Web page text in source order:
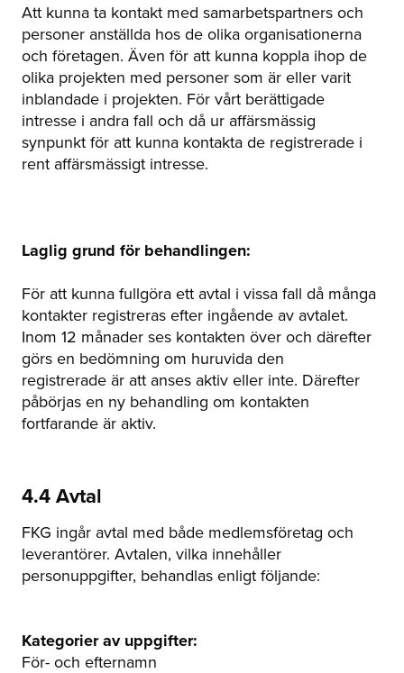
Att kunna ta kontakt med samarbetspartners och
personer anställda hos de olika organisationerna
och företagen. Även för att kunna koppla ihop de
olika projekten med personer som är eller varit
inblandade i projekten. För vårt berättigade
intresse i andra fall och då ur affärsmässig
synpunkt för att kunna kontakta de registrerade i
rent affärsmässigt intresse.
Laglig grund för behandlingen:
För att kunna fullgöra ett avtal i vissa fall då många
kontakter registreras efter ingående av avtalet.
Inom 12 månader ses kontakten över och därefter
görs en bedömning om huruvida den
registrerade är att anses aktiv eller inte. Därefter
påbörjas en ny behandling om kontakten
fortfarande är aktiv.
4.4 Avtal
FKG ingår avtal med både medlemsföretag och
leverantörer. Avtalen, vilka innehåller
personuppgifter, behandlas enligt följande:
Kategorier av uppgifter:
För- och efternamn